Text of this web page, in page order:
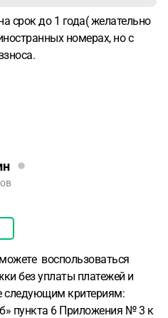
срок до 1 года( желательно
номерах, но с
воспользоваться
без уплаты платежей и
следующим критериям:
пункта 6 Приложения № 3 к